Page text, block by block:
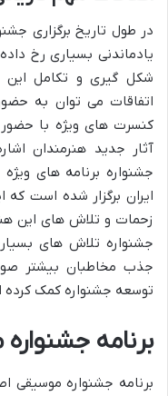
در طول تاریخ برگزاری
یادماندنی بسیاری رخ
شکل گیری و تکامل این
اتفاقات می توان به
کنسرت های ویژه با
آثار جدید هنرمندان
جشنواره برنامه های
ایران برگزار شده است که
زحمات و تلاش های این
جشنواره تلاش های
جذب مخاطبان بیشتر
توسعه جشنواره کمک
برنامه
برنامه جشنواره موسیقی